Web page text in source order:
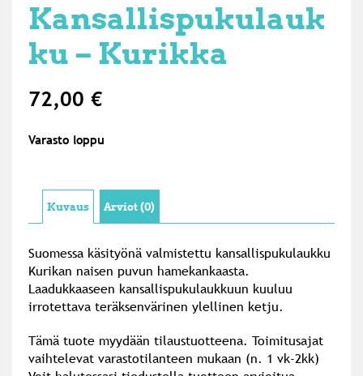
Kansallispukulauk
ku – Kurikka
72,00 €
Varasto loppu
Kuvaus Arviot (0)
Suomessa käsityönä valmistettu kansallispukulaukku
Kurikan naisen puvun hamekankaasta.
Laadukkaaseen kansallispukulaukkuun kuuluu
irrotettava teräksenvärinen ylellinen ketju.
Tämä tuote myydään tilaustuotteena. Toimitusajat
vaihtelevat varastotilanteen mukaan (n. 1 vk-2kk)